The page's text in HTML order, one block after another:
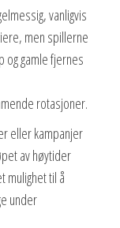
vanligvis
men spillerne
og gamle fjernes
rotasjoner.
eller kampanjer
av høytider
mulighet til å
under